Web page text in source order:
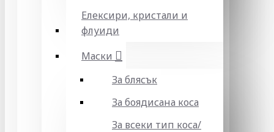
Елексири, кристали и
флуиди
Маски
За блясък
За боядисана коса
За всеки тип коса/